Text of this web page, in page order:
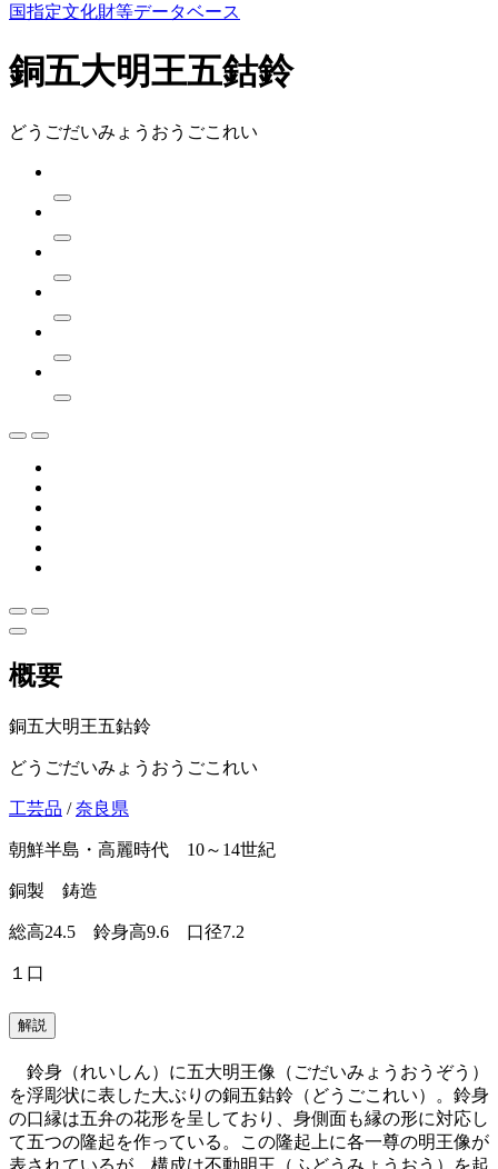
国指定文化財等データベース
銅五大明王五鈷鈴
どうごだいみょうおうごこれい
概要
銅五大明王五鈷鈴
どうごだいみょうおうごこれい
工芸品 /奈良県
朝鮮半島・高麗時代 10～14世紀
銅製 鋳造
総高24.5 鈴身高9.6 口径7.2
１口
解説
鈴身（れいしん）に五大明王像（ごだいみょうおうぞう）
を浮彫状に表した大ぶりの銅五鈷鈴（どうごこれい）。鈴身
の口縁は五弁の花形を呈しており、身側面も縁の形に対応し
て五つの隆起を作っている。この隆起上に各一尊の明王像が